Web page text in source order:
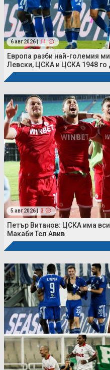
6 авг 2026 | 11
Европа разби най-големия
Левски, ЦСКА и ЦСКА 1948 го
5 авг 2026 | 3
Петър Витанов: ЦСКА има
Макаби Тел Авив